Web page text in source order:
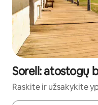
Sorell: atostogų
Raskite ir užsakykite